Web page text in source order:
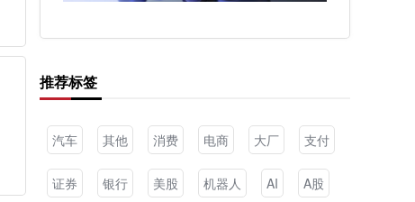
推荐标签
汽车 其他 消费 电商 大厂 支付
证券 银行 美股 机器人 AI A股